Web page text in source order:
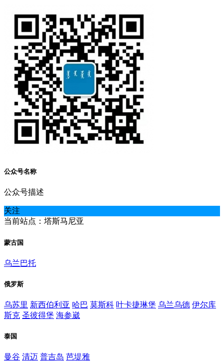
公众号名称
公众号描述
关注
当前站点：塔斯马尼亚
蒙古国
乌兰巴托
俄罗斯
乌苏里 新西伯利亚 哈巴 莫斯科 叶卡捷琳堡 乌兰乌德 伊尔库
斯克 圣彼得堡 海参崴
泰国
曼谷 清迈 普吉岛 芭堤雅